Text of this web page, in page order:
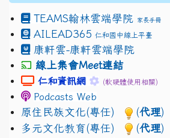
TEAMS翰林雲端學院 家長手冊
AILEAD365 仁和國中線上平臺
康軒雲-康軒雲端學院
線上集會Meet連結
link to https://
仁和資訊網 link to https://
(軟硬體使用相關)
Podcasts Web
原住民族文化(專任) (代理)
多元文化教育(專任)
(代理)